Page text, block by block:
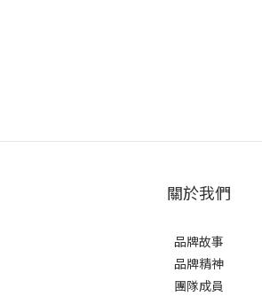
關於我們
品牌故事
品牌精神
團隊成員